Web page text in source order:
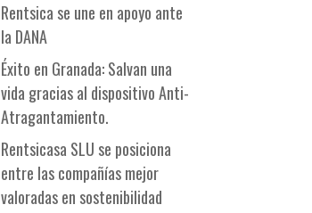
Rentsica se une en apoyo ante
la DANA
Éxito en Granada: Salvan una
vida gracias al dispositivo Anti-
Atragantamiento.
Rentsicasa SLU se posiciona
entre las compañías mejor
valoradas en sostenibilidad